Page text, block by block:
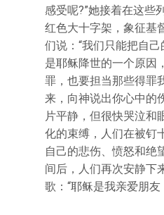
感受呢?”她接着在这些
红色大十字架，象征基
们说：“我们只能把自
是耶稣降世的一个原因
罪，也要担当那些得罪
来，向神说出你心中的
片平静，但很快哭泣和
化的束缚，人们在被钉
自己的悲伤、愤怒和绝
间后，人们再次安静下
歌：“耶稣是我亲爱朋友